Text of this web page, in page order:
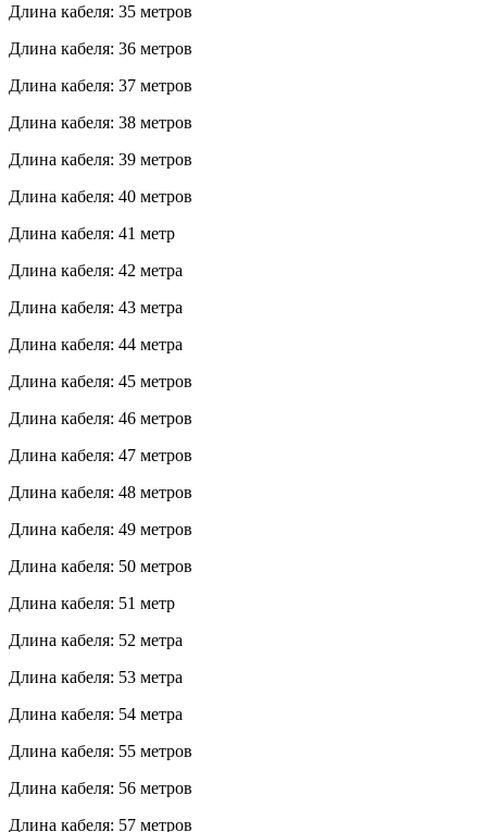
Длина кабеля: 35 метров
Длина кабеля: 36 метров
Длина кабеля: 37 метров
Длина кабеля: 38 метров
Длина кабеля: 39 метров
Длина кабеля: 40 метров
Длина кабеля: 41 метр
Длина кабеля: 42 метра
Длина кабеля: 43 метра
Длина кабеля: 44 метра
Длина кабеля: 45 метров
Длина кабеля: 46 метров
Длина кабеля: 47 метров
Длина кабеля: 48 метров
Длина кабеля: 49 метров
Длина кабеля: 50 метров
Длина кабеля: 51 метр
Длина кабеля: 52 метра
Длина кабеля: 53 метра
Длина кабеля: 54 метра
Длина кабеля: 55 метров
Длина кабеля: 56 метров
Длина кабеля: 57 метров